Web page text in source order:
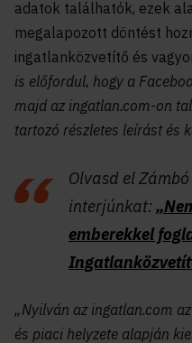
adatok találhatók, ezek
megalapozott döntést
ingatlanközvetítő és
is előfordul, hogy a
majd az ingatlan.com-on
tartozó részletes leírást és
Olvasd el
interjúnkat:
emberekkel
„Nyilván az ingatlan.com
és piaci helyzete alapján